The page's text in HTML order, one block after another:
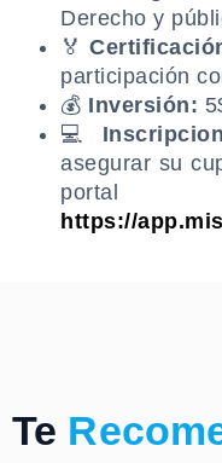
Derecho y
🏅
participación
💰 Inversión:
💻
asegurar su
https://
Te